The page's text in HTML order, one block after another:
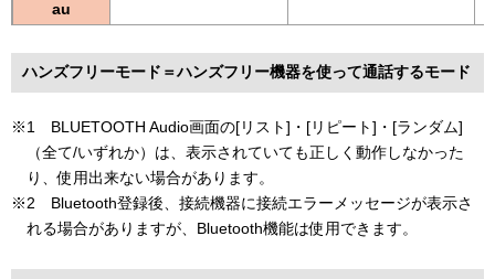
au
ハンズフリーモード＝ハンズフリー機器を使って通話するモード
※1 BLUETOOTH Audio画面の[リスト]・[リピート]・[ランダム]
（全て/いずれか）は、表示されていても正しく動作しなかった
り、使用出来ない場合があります。
※2 Bluetooth登録後、接続機器に接続エラーメッセージが表示さ
れる場合がありますが、Bluetooth機能は使用できます。